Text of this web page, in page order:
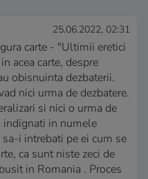
25.06.2022, 02:31
carte - "Ultimii eretici
acea carte, despre
obisnuinta dezbaterii.
nici urma de dezbatere.
si nici o urma de
indignati in numele
i intrebati pe ei cum se
ca sunt niste zeci de
in Romania . Proces